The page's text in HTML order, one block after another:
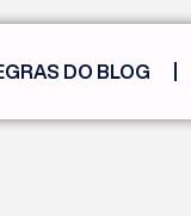
DO BLOG